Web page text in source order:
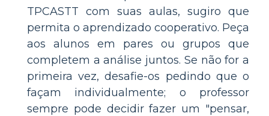
TPCASTT com suas aulas, sugiro que
permita o aprendizado cooperativo. Peça
aos alunos em pares ou grupos que
completem a análise juntos. Se não for a
primeira vez, desafie-os pedindo que o
façam individualmente; o professor
sempre pode decidir fazer um "pensar,